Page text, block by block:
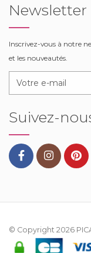
Newsletter
Inscrivez-vous à notre
et les nouveautés.
Suivez-
© Copyright 2026